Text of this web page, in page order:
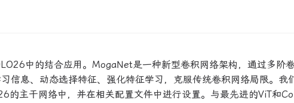
中的结合应用。MogaNet是一种新型卷积网络架构，通过多阶
信息、动态选择特征、强化特征学习，克服传统卷积网络局限。我
的主干网络中，并在相关配置文件中进行设置。与最先进的ViT和